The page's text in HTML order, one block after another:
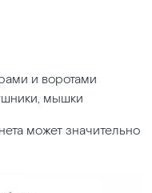
и воротами
мышки
может значительно